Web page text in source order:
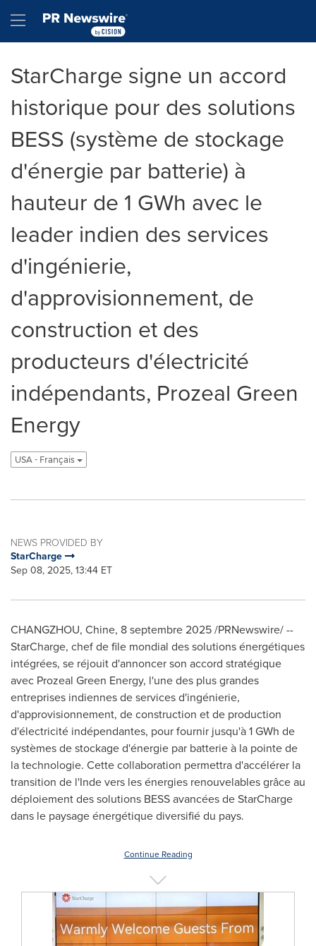
Hamburger menu
StarCharge signe un accord
historique pour des solutions
BESS (système de stockage
d'énergie par batterie) à
hauteur de 1 GWh avec le
leader indien des services
d'ingénierie,
d'approvisionnement, de
construction et des
producteurs d'électricité
indépendants, Prozeal Green
Energy
USA - Français
NEWS PROVIDED BY
StarCharge
Sep 08, 2025, 13:44 ET
CHANGZHOU, Chine, 8 septembre 2025/PRNewswire/ --
StarCharge, chef de file mondial des solutions énergétiques
intégrées, se réjouit d'annoncer son accord stratégique
avec Prozeal Green Energy, l'une des plus grandes
entreprises indiennes de services d'ingénierie,
d'approvisionnement, de construction et de production
d'électricité indépendantes, pour fournir jusqu'à 1 GWh de
systèmes de stockage d'énergie par batterie à la pointe de
la technologie. Cette collaboration permettra d'accélérer la
transition de l'Inde vers les énergies renouvelables grâce au
déploiement des solutions BESS avancées de StarCharge
dans le paysage énergétique diversifié du pays.
Continue Reading